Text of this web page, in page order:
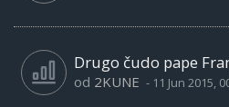
Drugo čudo pape
od 2KUNE - 11 Jun 2015,